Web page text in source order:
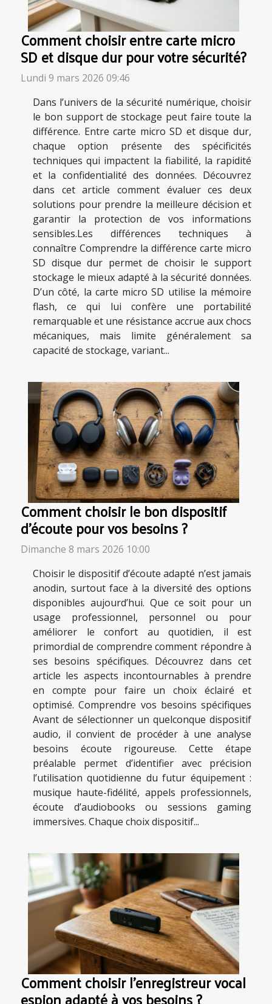
Comment choisir entre carte micro
SD et disque dur pour votre sécurité?
Lundi 9 mars 2026 09:46
Dans l’univers de la sécurité numérique, choisir
le bon support de stockage peut faire toute la
différence. Entre carte micro SD et disque dur,
chaque option présente des spécificités
techniques qui impactent la fiabilité, la rapidité
et la confidentialité des données. Découvrez
dans cet article comment évaluer ces deux
solutions pour prendre la meilleure décision et
garantir la protection de vos informations
sensibles.Les différences techniques à
connaître Comprendre la différence carte micro
SD disque dur permet de choisir le support
stockage le mieux adapté à la sécurité données.
D’un côté, la carte micro SD utilise la mémoire
flash, ce qui lui confère une portabilité
remarquable et une résistance accrue aux chocs
mécaniques, mais limite généralement sa
capacité de stockage, variant...
Comment choisir le bon dispositif
d'écoute pour vos besoins ?
Dimanche 8 mars 2026 10:00
Choisir le dispositif d’écoute adapté n’est jamais
anodin, surtout face à la diversité des options
disponibles aujourd’hui. Que ce soit pour un
usage professionnel, personnel ou pour
améliorer le confort au quotidien, il est
primordial de comprendre comment répondre à
ses besoins spécifiques. Découvrez dans cet
article les aspects incontournables à prendre
en compte pour faire un choix éclairé et
optimisé. Comprendre vos besoins spécifiques
Avant de sélectionner un quelconque dispositif
audio, il convient de procéder à une analyse
besoins écoute rigoureuse. Cette étape
préalable permet d’identifier avec précision
l’utilisation quotidienne du futur équipement :
musique haute-fidélité, appels professionnels,
écoute d’audiobooks ou sessions gaming
immersives. Chaque choix dispositif...
Comment choisir l'enregistreur vocal